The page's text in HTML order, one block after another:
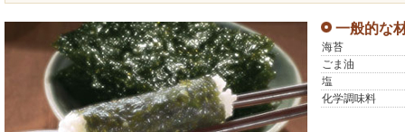
一般的な
海苔
ごま油
塩
化学調味料